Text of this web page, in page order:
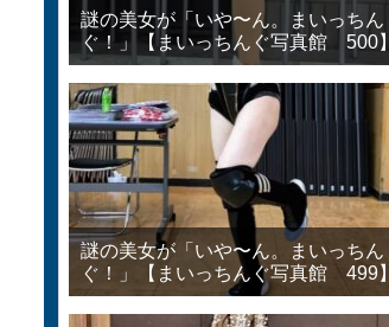
謎の美女が「いや〜ん。まいっちん
ぐ！」【まいっちんぐ写真館 500】
謎の美女が「いや〜ん。まいっちん
ぐ！」【まいっちんぐ写真館 499】